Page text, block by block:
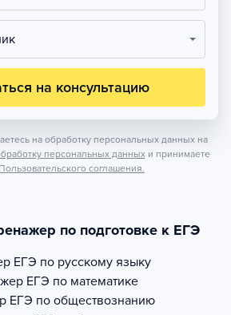
на консультацию
на обработку персональных данных на
персональных данных и принимаете
Пользовательского соглашения.
по подготовке к ЕГЭ
ЕГЭ по русскому языку
ЕГЭ по математике
ЕГЭ по обществознанию